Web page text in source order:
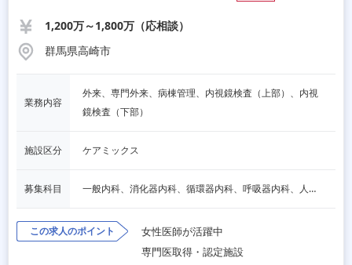
1,200万～1,800万（応相談）
群馬県高崎市
業務内容
外来、専門外来、病棟管理、内視鏡検査（上部）、内視
鏡検査（下部）
施設区分 ケアミックス
募集科目 一般内科、消化器内科、循環器内科、呼吸器内科、人間ドック・検診
この求人のポイント
女性医師が活躍中
専門医取得・認定施設